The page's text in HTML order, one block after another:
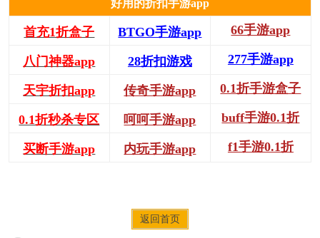
好用的折扣手游app
首充1折盒子 BTGO手游app 66手游app
八门神器app 28折扣游戏 277手游app
天宇折扣app 传奇手游app 0.1折手游盒子
0.1折秒杀专区 呵呵手游app buff手游0.1折
买断手游app 内玩手游app f1手游0.1折
返回首页